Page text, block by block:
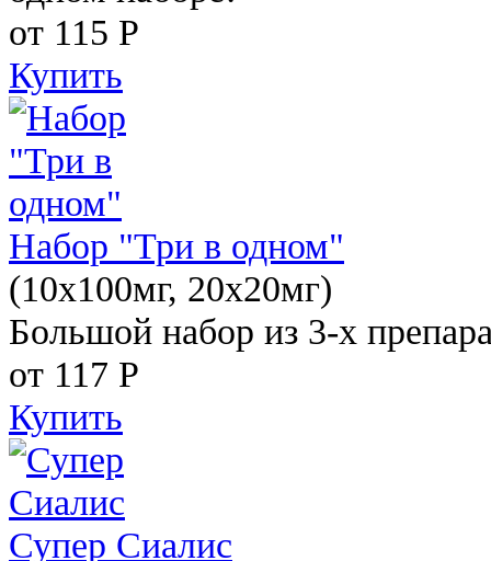
от 115 Р
Купить
Набор "Три в одном"
(10x100мг, 20x20мг)
Большой набор из 3-х
от 117 Р
Купить
Супер Сиалис